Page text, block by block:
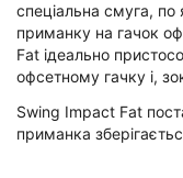
спеціальна смуга, по
приманку на гачок
Fat ідеально
офсетному гачку і,
Swing Impact Fat
приманка